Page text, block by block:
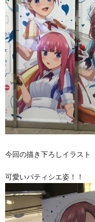
今回の描き下ろしイラスト
可愛いパティシエ姿！！